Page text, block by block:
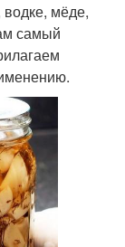
мёде,
самый